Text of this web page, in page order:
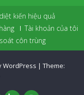
kiến hiệu quả
Tài khoản của tôi
côn trùng
WordPress | Theme: